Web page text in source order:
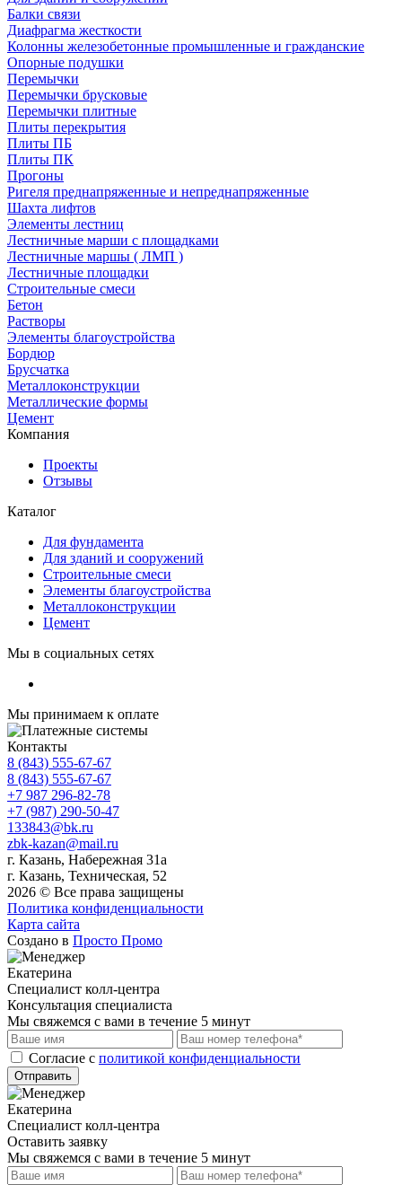
Балки связи
Диафрагма жесткости
Колонны железобетонные промышленные и гражданские
Опорные подушки
Перемычки
Перемычки брусковые
Перемычки плитные
Плиты перекрытия
Плиты ПБ
Плиты ПК
Прогоны
Ригеля преднапряженные и непреднапряженные
Шахта лифтов
Элементы лестниц
Лестничные марши с площадками
Лестничные маршы ( ЛМП )
Лестничные площадки
Строительные смеси
Бетон
Растворы
Элементы благоустройства
Бордюр
Брусчатка
Металлоконструкции
Металлические формы
Цемент
Компания
Проекты
Отзывы
Каталог
Для фундамента
Для зданий и сооружений
Строительные смеси
Элементы благоустройства
Металлоконструкции
Цемент
Мы в социальных сетях
Мы принимаем к оплате
Контакты
8 (843) 555-67-67
8 (843) 555-67-67
+7 987 296-82-78
+7 (987) 290-50-47
133843@bk.ru
zbk-kazan@mail.ru
г. Казань, Набережная 31а
г. Казань, Техническая, 52
2026 © Все права защищены
Политика конфиденциальности
Карта сайта
Создано в Просто Промо
Екатерина
Специалист колл-центра
Консультация специалиста
Мы свяжемся с вами в течение 5 минут
Cогласие с политикой конфиденциальности
Отправить
Екатерина
Специалист колл-центра
Оставить заявку
Мы свяжемся с вами в течение 5 минут